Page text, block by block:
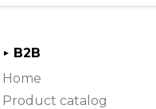
► B2B
Home
Product catalog